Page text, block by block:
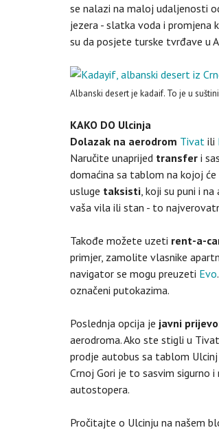
se nalazi na maloj udaljenosti
jezera - slatka voda i promjena
su da posjete turske tvrđave u
Albanski desert je kadaif. To je u
KAKO DO Ulcinja
Dolazak na aerodrom Tivat ili
Naručite unaprijed transfer i
domaćina sa tablom na kojoj
usluge taksisti , koji su puni i
vaša vila ili stan - to
Takođe možete uzeti rent-a-
primjer, zamolite vlasnike
navigator se mogu preuzeti Evo
označeni putokazima.
Poslednja opcija je javni
aerodroma. Ako ste stigli u
prodje autobus sa tablom
Crnoj Gori je to sasvim sigurno
autostopera.
Pročitajte o Ulcinju na našem